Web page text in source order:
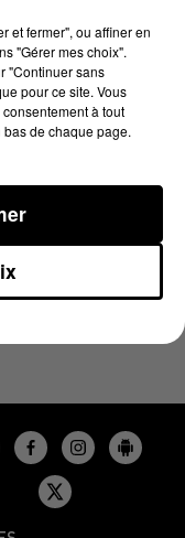
À 07H49
et fermer", ou affiner en
"Gérer mes choix".
"Continuer sans
pour ce site. Vous
à tout
de chaque page.